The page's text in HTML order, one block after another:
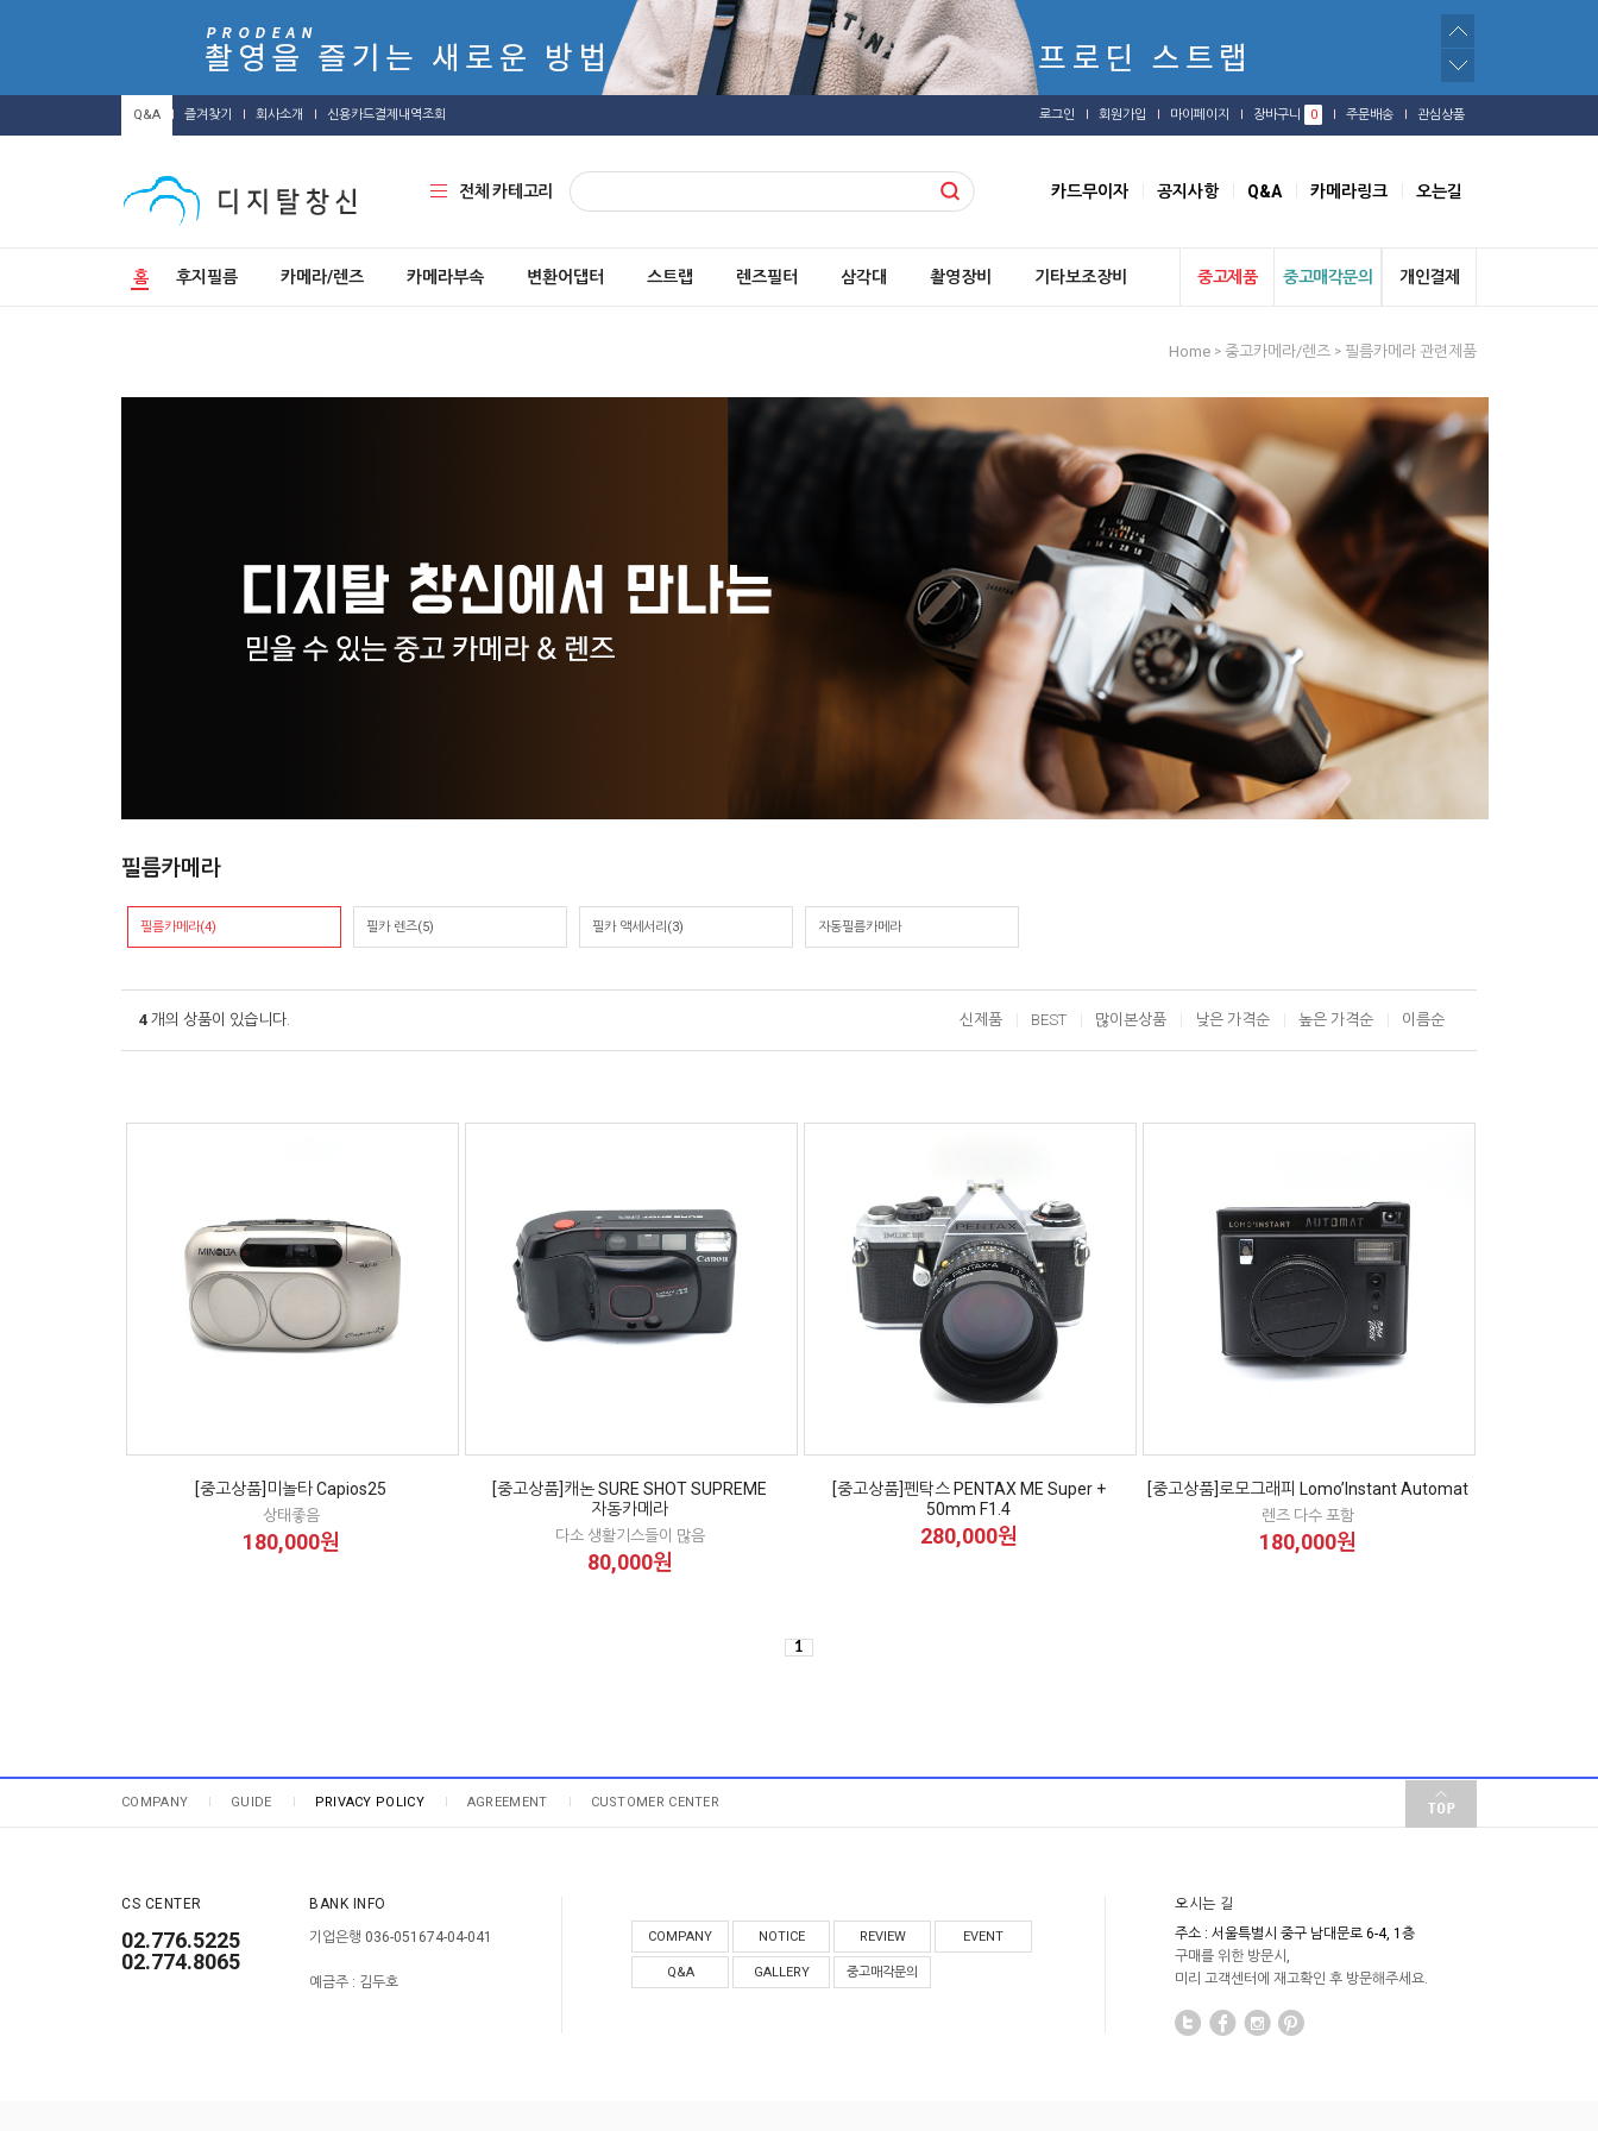
Q&A 즐겨찾기 회사소개 신용카드결제내역조회 로그인 회원가입 마이페이지 장바구니 0 주문배송 관심상품
전체 카테고리 카드무이자 공지사항 Q&A 카메라링크 오는길
홈 후지필름 카메라/렌즈 카메라부속 변환어댑터 스트랩 렌즈필터 삼각대 촬영장비 기타보조장비 중고제품 중고매각문의 개인결제
Home > 중고카메라/렌즈 > 필름카메라 관련제품
필름카메라
필름카메라(4) 필카 렌즈(5) 필카 액세서리(3) 자동필름카메라
4 개의 상품이 있습니다. 신제품 BEST 많이본상품 낮은 가격순 높은 가격순 이름순
[중고상품]미놀타 Capios25
상태좋음
180,000원
[중고상품]캐논 SURE SHOT SUPREME
자동카메라
다소 생활기스들이 많음
80,000원
[중고상품]펜탁스 PENTAX ME Super +
50mm F1.4
280,000원
[중고상품]로모그래피 Lomo’Instant Automat
렌즈 다수 포함
180,000원
1
COMPANY GUIDE PRIVACY POLICY AGREEMENT CUSTOMER CENTER
CS CENTER
02.776.5225
02.774.8065
BANK INFO
기업은행 036-051674-04-041
예금주 : 김두호
COMPANY NOTICE REVIEW EVENT
Q&A GALLERY 중고매각문의
오시는 길
주소 : 서울특별시 중구 남대문로 6-4, 1층
구매를 위한 방문시,
미리 고객센터에 재고확인 후 방문해주세요.